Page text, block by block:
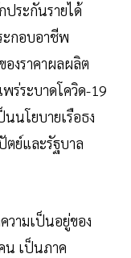
ประกันรายได้
ะกอบอาชีพ
งราคาผลผลิต
ร่ระบาดโควิด-19
นโยบายเรือธง
ตย์และรัฐบาล
วามเป็นอยู่ของ
น เป็นภาค